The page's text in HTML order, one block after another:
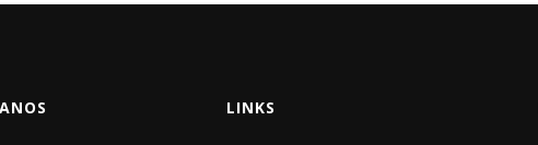
LINKS